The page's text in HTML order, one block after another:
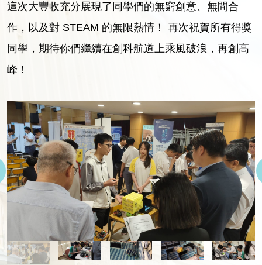
這次大豐收充分展現了同學們的無窮創意、無間合
作，以及對 STEAM 的無限熱情！ 再次祝賀所有得獎
同學，期待你們繼續在創科航道上乘風破浪，再創高
峰！